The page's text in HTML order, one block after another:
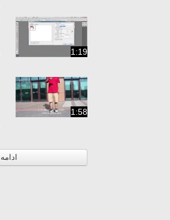
1:19
1:58
ادامه